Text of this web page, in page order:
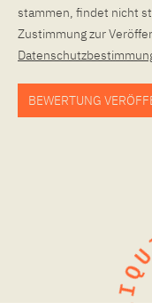
stammen, findet nicht
Zustimmung zur
BEWERTUNG